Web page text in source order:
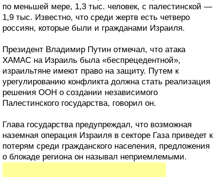
по меньшей мере, 1,3 тыс. человек, с палестинской —
1,9 тыс. Известно, что среди жертв есть четверо
россиян, которые были и гражданами Израиля.
Президент Владимир Путин отмечал, что атака
ХАМАС на Израиль была «беспрецедентной»,
израильтяне имеют право на защиту. Путем к
урегулированию конфликта должна стать реализация
решения ООН о создании независимого
Палестинского государства, говорил он.
Глава государства предупреждал, что возможная
наземная операция Израиля в секторе Газа приведет к
потерям среди гражданского населения, предложения
о блокаде региона он называл неприемлемыми.